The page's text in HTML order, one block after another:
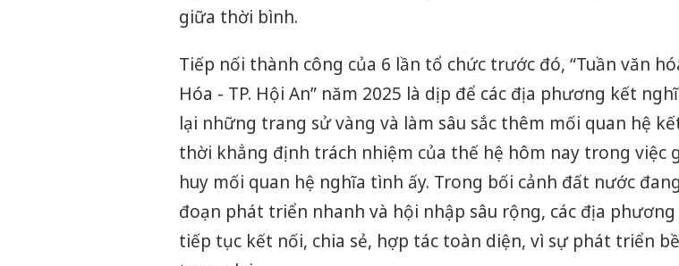
giữa thời bình.
Tiếp nối thành công của 6 lần tổ chức trước đó, “Tuần văn
Hóa - TP. Hội An” năm 2025 là dịp để các địa phương kết
lại những trang sử vàng và làm sâu sắc thêm mối quan hệ
thời khẳng định trách nhiệm của thế hệ hôm nay trong việc
huy mối quan hệ nghĩa tình ấy. Trong bối cảnh đất nước
đoạn phát triển nhanh và hội nhập sâu rộng, các địa
tiếp tục kết nối, chia sẻ, hợp tác toàn diện, vì sự phát triển